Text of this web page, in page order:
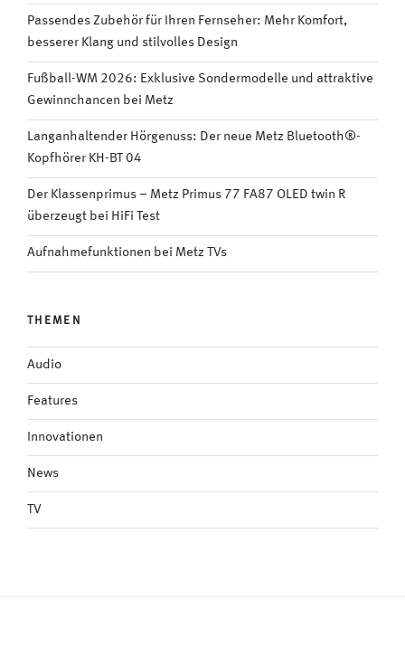
Passendes Zubehör für Ihren Fernseher: Mehr Komfort,
besserer Klang und stilvolles Design
Fußball-WM 2026: Exklusive Sondermodelle und attraktive
Gewinnchancen bei Metz
Langanhaltender Hörgenuss: Der neue Metz Bluetooth®-
Kopfhörer KH-BT 04
Der Klassenprimus – Metz Primus 77 FA87 OLED twin R
überzeugt bei HiFi Test
Aufnahmefunktionen bei Metz TVs
THEMEN
Audio
Features
Innovationen
News
TV